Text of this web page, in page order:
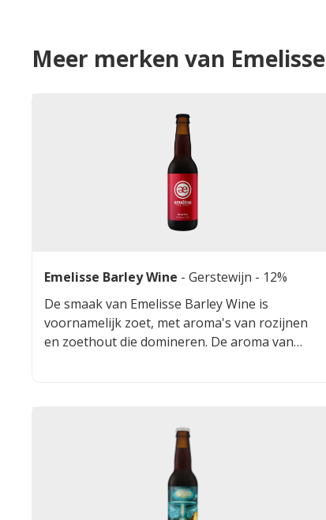
Meer merken van Emelisse
Emelisse Barley Wine - Gerstewijn - 12%
De smaak van Emelisse Barley Wine is
voornamelijk zoet, met aroma's van rozijnen
en zoethout die domineren. De aroma van
smaak, het hoge alcoholpercentage zorgt
voor een verwarmend gevoel.